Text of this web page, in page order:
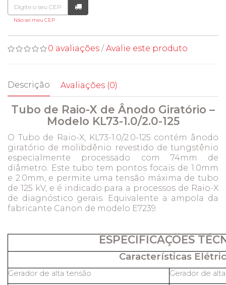
Não sei meu CEP
0 avaliações / Avalie este produto
Descrição Avaliações (0)
Tubo de Raio-X de Ânodo Giratório –
Modelo KL73-1.0/2.0-125
O Tubo de Raio-X, KL73-1.0/2.0-125 contém ânodo
giratório de molibdênio revestido de tungstênio
especialmente processado com 74mm de
diâmetro. Este tubo tem pontos focais de 1.0mm
e 2.0mm, e permite uma tensão máxima de tubo
de 125 kV, e é indicado para a processos de Raio-X
de diagnóstico gerais. Equivalente a ampola da
fabricante Canon de modelo E7239.
ESPECIFICAÇÕES
Características
Gerador de alta tensão
Gerador de